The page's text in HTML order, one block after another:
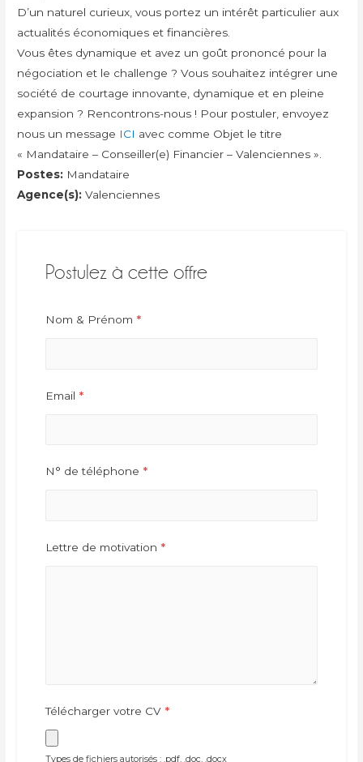
D’un naturel curieux, vous portez un intérêt particulier aux
actualités économiques et financières.
Vous êtes dynamique et avez un goût prononcé pour la
négociation et le challenge ? Vous souhaitez intégrer une
société de courtage innovante, dynamique et en pleine
expansion ? Rencontrons-nous ! Pour postuler, envoyez
nous un message ICI avec comme Objet le titre
« Mandataire – Conseiller(e) Financier – Valenciennes ».
Postes: Mandataire
Agence(s):Valenciennes
Postulez à cette offre
Nom & Prénom *
Email *
N° de téléphone *
Lettre de motivation *
Télécharger votre CV *
Types de fichiers autorisés : .pdf, .doc, .docx